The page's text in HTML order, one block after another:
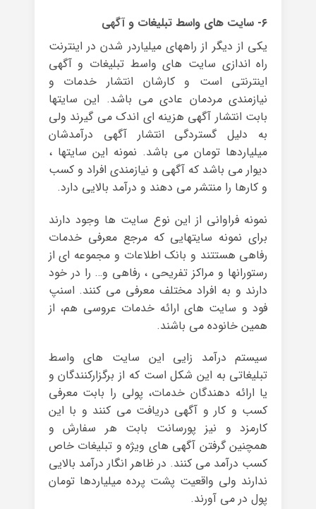
۶- سایت های واسط تبلیغات و آگهی
یکی از دیگر از راههای میلیاردر شدن در اینترنت
راه اندازی سایت های واسط تبلیغات و آگهی
اینترنتی است و کارشان انتشار خدمات و
نیازمندی مردمان عادی می باشد. این سایتها
بابت انتشار آگهی هزینه ای اندک می گیرند ولی
به دلیل گستردگی انتشار آگهی درآمدشان
میلیاردها تومان می باشد. نمونه این سایتها ،
دیوار می باشد که آگهی و نیازمندی افراد و کسب
و کارها را منتشر می دهند و درآمد بالایی دارد.
نمونه فراوانی از این نوع سایت ها وجود دارند
برای نمونه سایتهایی که مرجع معرفی خدمات
رفاهی هستتند و بانک اطلاعات و مجموعه ای از
رستورانها و مراکز تفریحی ، رفاهی و… را در خود
دارند و به افراد مختلف معرفی می کنند. اسنپ
فود و سایت های ارائه خدمات عروسی هم، از
همین خانوده می باشند.
سیستم درآمد زایی این سایت های واسط
تبلیغاتی به این شکل است که از برگزارکنندگان و
یا ارائه دهندگان خدمات، پولی را بابت معرفی
کسب و کار و آگهی دریافت می کنند و با این
کارمزد و نیز پورسانت بابت هر سفارش و
همچنین گرفتن آگهی های ویژه و تبلیغات خاص
کسب درآمد می کنند. در ظاهر انگار درآمد بالایی
ندارند ولی واقعیت پشت پرده میلیاردها تومان
پول در می آورند.